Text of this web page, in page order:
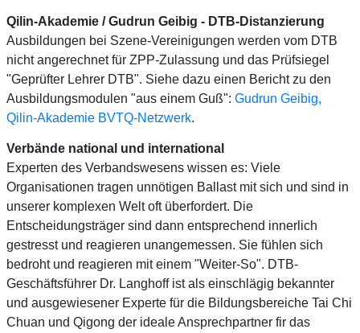
Qilin-Akademie / Gudrun Geibig - DTB-Distanzierung
Ausbildungen bei Szene-Vereinigungen werden vom DTB
nicht angerechnet für ZPP-Zulassung und das Prüfsiegel
"Geprüfter Lehrer DTB". Siehe dazu einen Bericht zu den
Ausbildungsmodulen "aus einem Guß": Gudrun Geibig,
Qilin-Akademie BVTQ-Netzwerk.
Verbände national und international
Experten des Verbandswesens wissen es: Viele
Organisationen tragen unnötigen Ballast mit sich und sind in
unserer komplexen Welt oft überfordert. Die
Entscheidungsträger sind dann entsprechend innerlich
gestresst und reagieren unangemessen. Sie fühlen sich
bedroht und reagieren mit einem "Weiter-So". DTB-
Geschäftsführer Dr. Langhoff ist als einschlägig bekannter
und ausgewiesener Experte für die Bildungsbereiche Tai Chi
Chuan und Qigong der ideale Ansprechpartner fir das